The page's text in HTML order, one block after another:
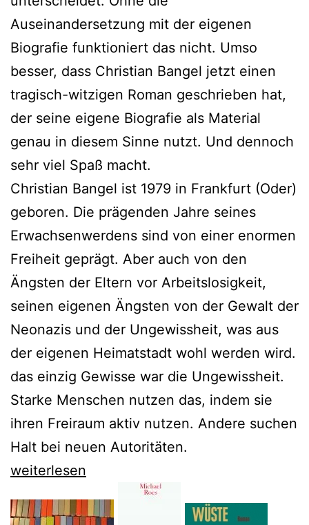
Auseinandersetzung mit der eigenen
Biografie funktioniert das nicht. Umso
besser, dass Christian Bangel jetzt einen
tragisch-witzigen Roman geschrieben hat,
der seine eigene Biografie als Material
genau in diesem Sinne nutzt. Und dennoch
sehr viel Spaß macht.
Christian Bangel ist 1979 in Frankfurt (Oder)
geboren. Die prägenden Jahre seines
Erwachsenwerdens sind von einer enormen
Freiheit geprägt. Aber auch von den
Ängsten der Eltern vor Arbeitslosigkeit,
seinen eigenen Ängsten von der Gewalt der
Neonazis und der Ungewissheit, was aus
der eigenen Heimatstadt wohl werden wird.
das einzig Gewisse war die Ungewissheit.
Starke Menschen nutzen das, indem sie
ihren Freiraum aktiv nutzen. Andere suchen
Halt bei neuen Autoritäten.
„Oder
–
weiterlesen